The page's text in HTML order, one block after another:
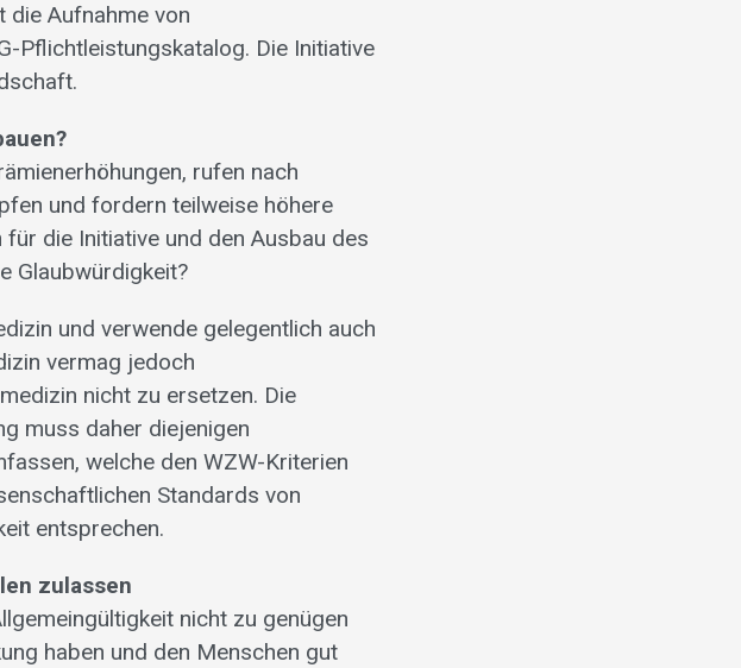
die Aufnahme von
Pflichtleistungskatalog. Die Initiative
rufen nach
und fordern teilweise höhere
die Initiative und den Ausbau des
Glaubwürdigkeit?
und verwende gelegentlich auch
vermag jedoch
nicht zu ersetzen. Die
muss daher diejenigen
welche den WZW-Kriterien
Standards von
entsprechen.
zulassen
nicht zu genügen
haben und den Menschen gut